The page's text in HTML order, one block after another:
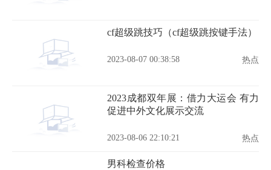
cf超级跳技巧（cf超级跳按键手法）
2023-08-07 00:38:58 热点
2023成都双年展：借力大运会 有力
促进中外文化展示交流
2023-08-06 22:10:21 热点
男科检查价格